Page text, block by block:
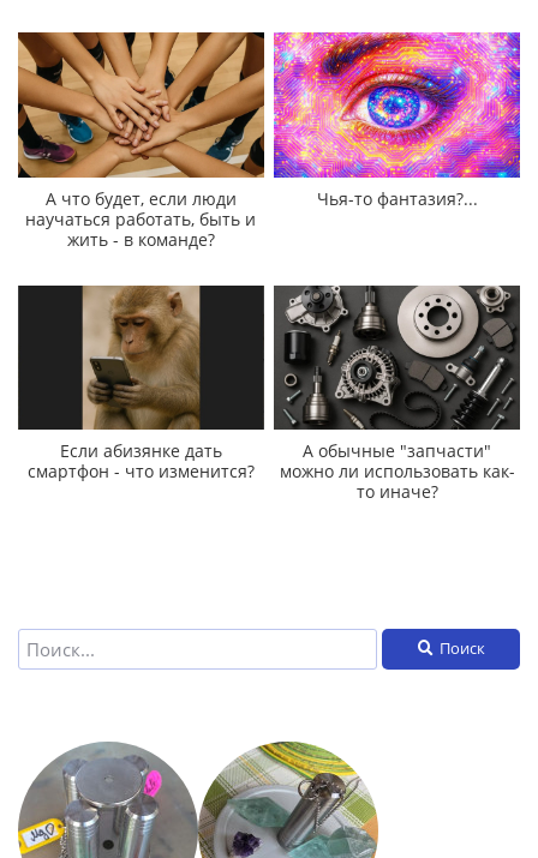
А что будет, если люди
научаться работать, быть и
жить - в команде?
Чья-то фантазия?...
Если абизянке дать
смартфон - что изменится?
А обычные "запчасти"
можно ли использовать как-
то иначе?
Поиск